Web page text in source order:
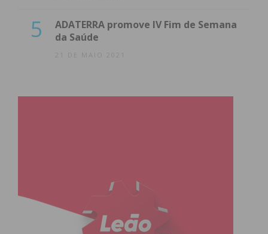
5
ADATERRA promove IV Fim de Semana
da Saúde
21 DE MAIO 2021